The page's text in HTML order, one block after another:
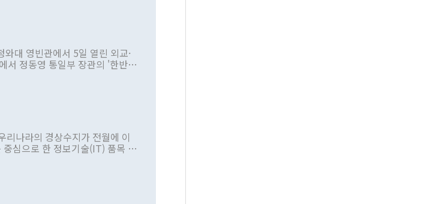
대 영빈관에서 5일 열린 외교·
서 정동영 통일부 장관의 '한반도
안을 정책으로 추진하겠다고 공
비판을 내놨다. 그동안 정 장
은 여러 번 있지만 대통령과 유
표명한 것은 이례적이다. 정 장
한다는 목소리도 높아지고 있
나라의 경상수지가 전월에 이
심으로 한 정보기술(IT) 품목 수